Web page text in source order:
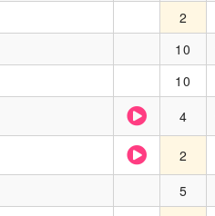
2
10
10
4
2
5